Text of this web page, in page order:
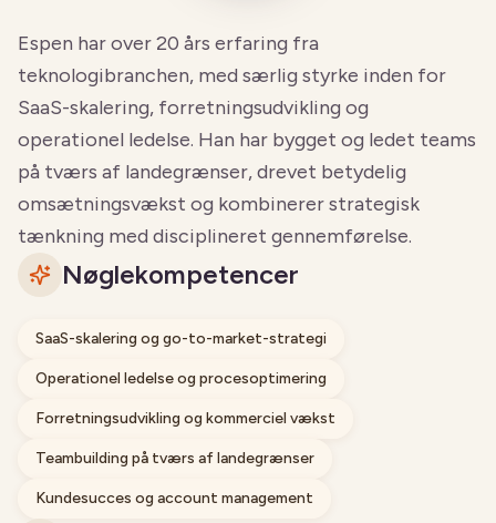
Espen har over 20 års erfaring fra
teknologibranchen, med særlig styrke inden for
SaaS-skalering, forretningsudvikling og
operationel ledelse. Han har bygget og ledet teams
på tværs af landegrænser, drevet betydelig
omsætningsvækst og kombinerer strategisk
tænkning med disciplineret gennemførelse.
Nøglekompetencer
SaaS-skalering og go-to-market-strategi
Operationel ledelse og procesoptimering
Forretningsudvikling og kommerciel vækst
Teambuilding på tværs af landegrænser
Kundesucces og account management